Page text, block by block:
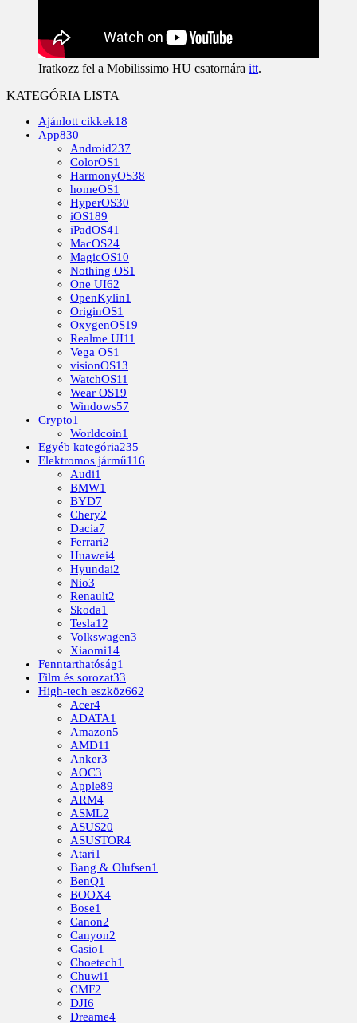
Iratkozz fel a Mobilissimo HU csatornára itt.
KATEGÓRIA LISTA
Ajánlott cikkek18
App830
Android237
ColorOS1
HarmonyOS38
homeOS1
HyperOS30
iOS189
iPadOS41
MacOS24
MagicOS10
Nothing OS1
One UI62
OpenKylin1
OriginOS1
OxygenOS19
Realme UI11
Vega OS1
visionOS13
WatchOS11
Wear OS19
Windows57
Crypto1
Worldcoin1
Egyéb kategória235
Elektromos jármű116
Audi1
BMW1
BYD7
Chery2
Dacia7
Ferrari2
Huawei4
Hyundai2
Nio3
Renault2
Skoda1
Tesla12
Volkswagen3
Xiaomi14
Fenntarthatóság1
Film és sorozat33
High-tech eszköz662
Acer4
ADATA1
Amazon5
AMD11
Anker3
AOC3
Apple89
ARM4
ASML2
ASUS20
ASUSTOR4
Atari1
Bang & Olufsen1
BenQ1
BOOX4
Bose1
Canon2
Canyon2
Casio1
Choetech1
Chuwi1
CMF2
DJI6
Dreame4